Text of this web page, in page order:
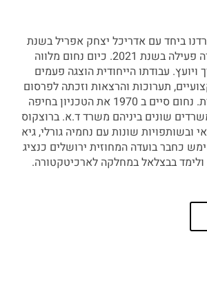
ביחד עם אדריכל יצחק אפריל בשנת
2012 ופרש מעבודה פעילה בשנת 2021. כיום נחום מלווה
ויועץ. עבודתו הייחודית הוצגה פעמים
תערוכות והרצאות וזכתה לפרסום
בעיתונות המקצועית. נחום סיים ב 1970 את הטכניון בחיפה
שונים ביניהם משרד ד.א. ברוצקוס
ובשותפויות שונות עם נחמיה גורלי, גיא
כחבר בועדה המחוזית ירושלים כנציג
ולימד בבצלאל במחלקה לארכיטקטורה.